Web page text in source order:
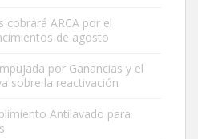
ARCA por el
de agosto
por Ganancias y el
sobre la reactivación
Antilavado para